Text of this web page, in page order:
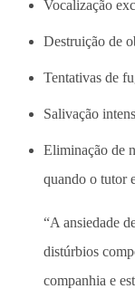
Vocalização
Destruição de
Tentativas de
Salivação
Eliminação de
quando o tutor
“A ansiedade
distúrbios
companhia e